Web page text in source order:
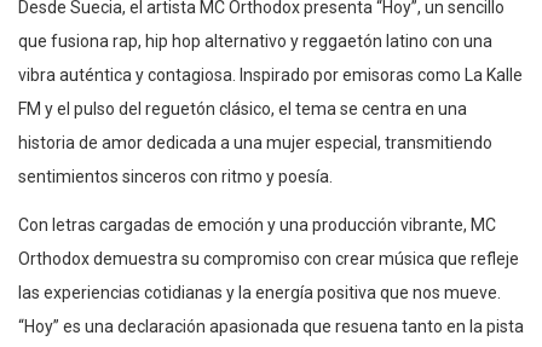
Desde Suecia, el artista MC Orthodox presenta “Hoy”, un sencillo
que fusiona rap, hip hop alternativo y reggaetón latino con una
vibra auténtica y contagiosa. Inspirado por emisoras como La Kalle
FM y el pulso del reguetón clásico, el tema se centra en una
historia de amor dedicada a una mujer especial, transmitiendo
sentimientos sinceros con ritmo y poesía.
Con letras cargadas de emoción y una producción vibrante, MC
Orthodox demuestra su compromiso con crear música que refleje
las experiencias cotidianas y la energía positiva que nos mueve.
“Hoy” es una declaración apasionada que resuena tanto en la pista